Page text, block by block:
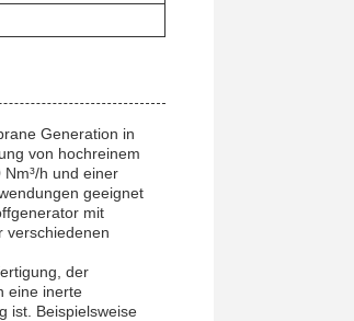
Generation in
von hochreinem
h und einer
geeignet
mit
verschiedenen
der
eine inerte
ist. Beispielsweise